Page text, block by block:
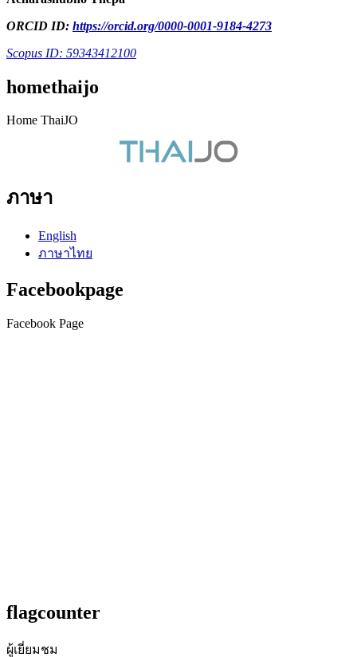
ORCID ID: https://orcid.org/0000-0001-9184-4273
Scopus ID: 59343412100
homethaijo
Home ThaiJO
ภาษา
English
ภาษาไทย
Facebookpage
Facebook Page
flagcounter
ผู้เยี่ยมชม